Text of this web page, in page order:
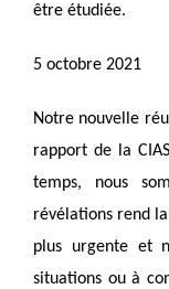
être étudiée.
5 octobre 2021
Notre nouvelle
rapport de la
temps, nous
révélations rend
plus urgente et
situations ou à